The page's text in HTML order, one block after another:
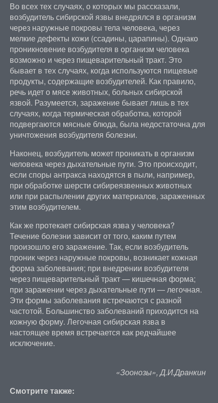
Во всех тех случаях, о которых мы рассказали,
возбудитель сибирской язвы внедрялся в организм
через наружные покровы тела человека, через
мелкие дефекты кожи (ссадины, царапины). Однако
проникновение возбудителя в организм человека
возможно и через пищеварительный тракт. Это
бывает в тех случаях, когда используются пищевые
продукты, содержащие возбудителей. Как правило,
речь идет о мясе животных, больных сибирской
язвой. Разумеется, заражение бывает лишь в тех
случаях, когда термическая обработка, которой
подвергаются мясные блюда, была недостаточна для
уничтожения возбудителя болезни.
Наконец, возбудитель может проникать в организм
человека через дыхательные пути. Это происходит,
если споры антракса находятся в пыли, например,
при обработке шерсти сибиреязвенных животных
или при распылении других материалов, зараженных
этим возбудителем.
Как же протекает сибирская язва у человека?
Течение болезни зависит от того, каким путем
произошло его заражение. Так, если возбудитель
проник через наружные покровы, возникает кожная
форма заболевания; при внедрении возбудителя
через пищеварительный тракт — кишечная форма;
при заражении через дыхательные пути — легочная.
Эти формы заболевания встречаются с разной
частотой. Большинство заболеваний приходится на
кожную форму. Легочная сибирская язва в
настоящее время встречается как редчайшее
исключение.
«Зоонозы», Д.И.Дранкин
Смотрите также: